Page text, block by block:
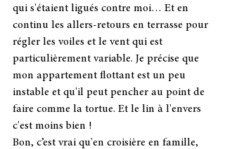
qui s'étaient ligués contre moi… Et en
continu les allers-retours en terrasse pour
régler les voiles et le vent qui est
particulièrement variable. Je précise que
mon appartement flottant est un peu
instable et qu'il peut pencher au point de
faire comme la tortue. Et le lin à l'envers
c'est moins bien !
Bon, c’est vrai qu'en croisière en famille,